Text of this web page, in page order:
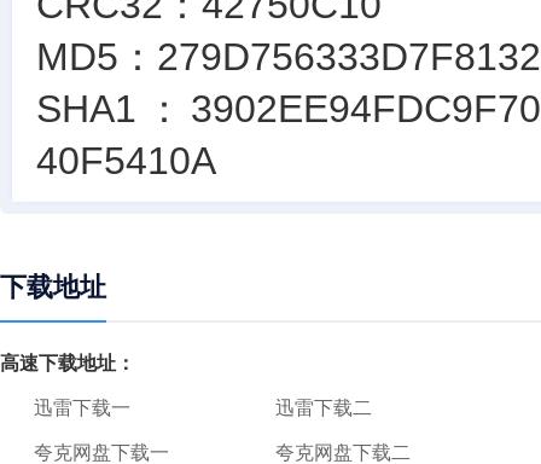
MD5：
SHA1：
40F5410A
下载地址
高速下载地址：
迅雷下载一 迅雷下载二
夸克网盘下载一 夸克网盘下载二